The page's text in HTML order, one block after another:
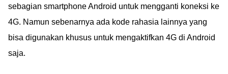
sebagian smartphone Android untuk mengganti koneksi ke
4G. Namun sebenarnya ada kode rahasia lainnya yang
bisa digunakan khusus untuk mengaktifkan 4G di Android
saja.